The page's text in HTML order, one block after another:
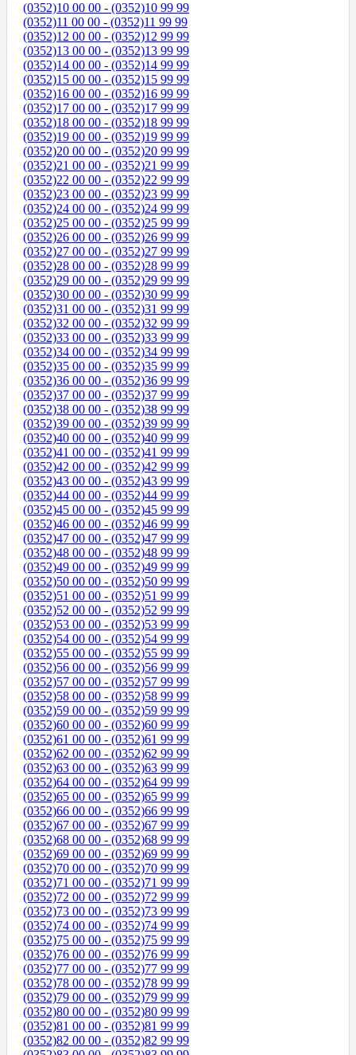
(0352)10 00 00 - (0352)10 99 99
(0352)11 00 00 - (0352)11 99 99
(0352)12 00 00 - (0352)12 99 99
(0352)13 00 00 - (0352)13 99 99
(0352)14 00 00 - (0352)14 99 99
(0352)15 00 00 - (0352)15 99 99
(0352)16 00 00 - (0352)16 99 99
(0352)17 00 00 - (0352)17 99 99
(0352)18 00 00 - (0352)18 99 99
(0352)19 00 00 - (0352)19 99 99
(0352)20 00 00 - (0352)20 99 99
(0352)21 00 00 - (0352)21 99 99
(0352)22 00 00 - (0352)22 99 99
(0352)23 00 00 - (0352)23 99 99
(0352)24 00 00 - (0352)24 99 99
(0352)25 00 00 - (0352)25 99 99
(0352)26 00 00 - (0352)26 99 99
(0352)27 00 00 - (0352)27 99 99
(0352)28 00 00 - (0352)28 99 99
(0352)29 00 00 - (0352)29 99 99
(0352)30 00 00 - (0352)30 99 99
(0352)31 00 00 - (0352)31 99 99
(0352)32 00 00 - (0352)32 99 99
(0352)33 00 00 - (0352)33 99 99
(0352)34 00 00 - (0352)34 99 99
(0352)35 00 00 - (0352)35 99 99
(0352)36 00 00 - (0352)36 99 99
(0352)37 00 00 - (0352)37 99 99
(0352)38 00 00 - (0352)38 99 99
(0352)39 00 00 - (0352)39 99 99
(0352)40 00 00 - (0352)40 99 99
(0352)41 00 00 - (0352)41 99 99
(0352)42 00 00 - (0352)42 99 99
(0352)43 00 00 - (0352)43 99 99
(0352)44 00 00 - (0352)44 99 99
(0352)45 00 00 - (0352)45 99 99
(0352)46 00 00 - (0352)46 99 99
(0352)47 00 00 - (0352)47 99 99
(0352)48 00 00 - (0352)48 99 99
(0352)49 00 00 - (0352)49 99 99
(0352)50 00 00 - (0352)50 99 99
(0352)51 00 00 - (0352)51 99 99
(0352)52 00 00 - (0352)52 99 99
(0352)53 00 00 - (0352)53 99 99
(0352)54 00 00 - (0352)54 99 99
(0352)55 00 00 - (0352)55 99 99
(0352)56 00 00 - (0352)56 99 99
(0352)57 00 00 - (0352)57 99 99
(0352)58 00 00 - (0352)58 99 99
(0352)59 00 00 - (0352)59 99 99
(0352)60 00 00 - (0352)60 99 99
(0352)61 00 00 - (0352)61 99 99
(0352)62 00 00 - (0352)62 99 99
(0352)63 00 00 - (0352)63 99 99
(0352)64 00 00 - (0352)64 99 99
(0352)65 00 00 - (0352)65 99 99
(0352)66 00 00 - (0352)66 99 99
(0352)67 00 00 - (0352)67 99 99
(0352)68 00 00 - (0352)68 99 99
(0352)69 00 00 - (0352)69 99 99
(0352)70 00 00 - (0352)70 99 99
(0352)71 00 00 - (0352)71 99 99
(0352)72 00 00 - (0352)72 99 99
(0352)73 00 00 - (0352)73 99 99
(0352)74 00 00 - (0352)74 99 99
(0352)75 00 00 - (0352)75 99 99
(0352)76 00 00 - (0352)76 99 99
(0352)77 00 00 - (0352)77 99 99
(0352)78 00 00 - (0352)78 99 99
(0352)79 00 00 - (0352)79 99 99
(0352)80 00 00 - (0352)80 99 99
(0352)81 00 00 - (0352)81 99 99
(0352)82 00 00 - (0352)82 99 99